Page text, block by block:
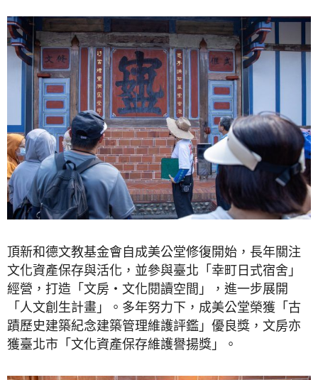
頂新和德文教基金會自成美公堂修復開始，長年關注
文化資產保存與活化，並參與臺北「幸町日式宿舍」
經營，打造「文房‧文化閱讀空間」，進一步展開
「人文創生計畫」。多年努力下，成美公堂榮獲「古
蹟歷史建築紀念建築管理維護評鑑」優良獎，文房亦
獲臺北市「文化資產保存維護譽揚獎」。